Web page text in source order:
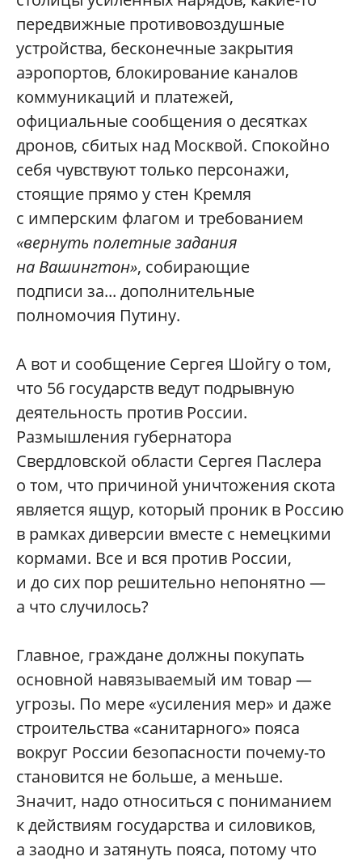
передвижные противовоздушные
устройства, бесконечные закрытия
аэропортов, блокирование каналов
коммуникаций и платежей,
официальные сообщения о десятках
дронов, сбитых над Москвой. Спокойно
себя чувствуют только персонажи,
стоящие прямо у стен Кремля
с имперским флагом и требованием
«вернуть полетные задания
на Вашингтон», собирающие
подписи за... дополнительные
полномочия Путину.
А вот и сообщение Сергея Шойгу о том,
что 56 государств ведут подрывную
деятельность против России.
Размышления губернатора
Свердловской области Сергея Паслера
о том, что причиной уничтожения скота
является ящур, который проник в Россию
в рамках диверсии вместе с немецкими
кормами. Все и вся против России,
и до сих пор решительно непонятно —
а что случилось?
Главное, граждане должны покупать
основной навязываемый им товар —
угрозы. По мере «усиления мер» и даже
строительства «санитарного» пояса
вокруг России безопасности почему-то
становится не больше, а меньше.
Значит, надо относиться с пониманием
к действиям государства и силовиков,
а заодно и затянуть пояса, потому что